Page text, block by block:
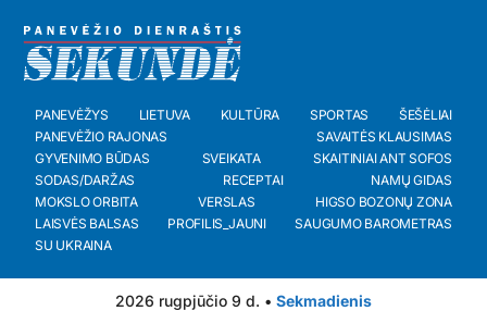
PANEVĖŽYS LIETUVA KULTŪRA SPORTAS
ŠEŠĖLIAI
PANEVĖŽIO RAJONAS
SAVAITĖS KLAUSIMAS
GYVENIMO BŪDAS
SVEIKATA
SKAITINIAI ANT SOFOS
SODAS/DARŽAS
RECEPTAI
NAMŲ GIDAS
MOKSLO ORBITA
VERSLAS
HIGSO BOZONŲ ZONA
LAISVĖS BALSAS
PROFILIS_JAUNI
SAUGUMO BAROMETRAS
SU UKRAINA
2026 rugpjūčio 9 d. • Sekmadienis